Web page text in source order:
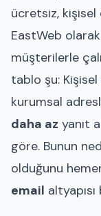
ücretsiz, kişisel
EastWeb
müşterilerle
tablo şu:
kurumsal
daha az yanıt
göre. Bunun
olduğunu
email